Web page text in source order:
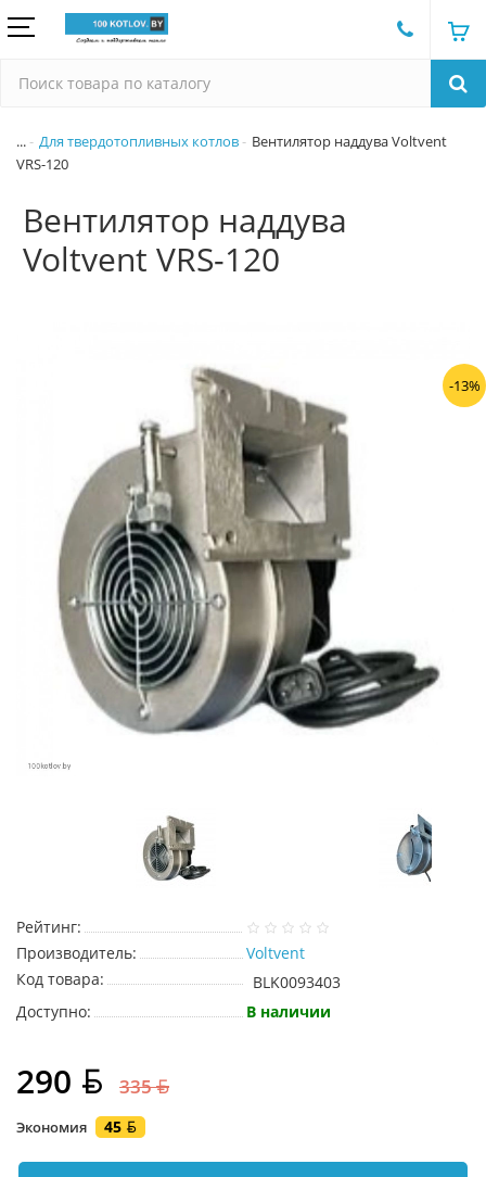
... Для твердотопливных котлов
Вентилятор наддува Voltvent
VRS-120
Вентилятор наддува
Voltvent VRS-120
-13%
Рейтинг:
Производитель:
Voltvent
Код товара:
BLK0093403
Доступно:
В наличии
290 335
Экономия 45